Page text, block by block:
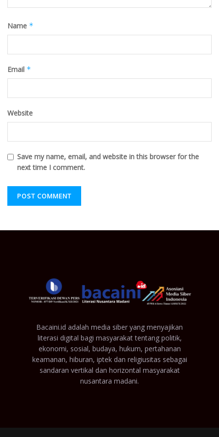
Name *
Email *
Website
Save my name, email, and website in this browser for the
next time I comment.
Bacaini.id adalah media siber yang menyajikan
literasi digital bagi masyarakat tentang politik,
ekonomi, sosial, budaya, hukum, pertahanan
keamanan, hiburan, iptek dan religiusitas sebagai
sandaran vertikal dan horizontal masyarakat
nusantara madani.